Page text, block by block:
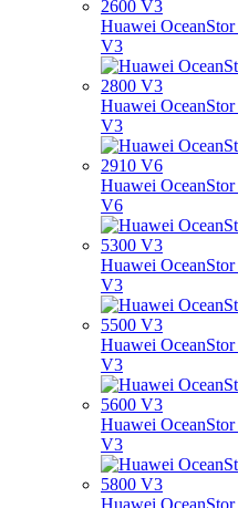
Huawei
V3
Huawei
V3
Huawei
V6
Huawei
V3
Huawei
V3
Huawei
V3
Huawei